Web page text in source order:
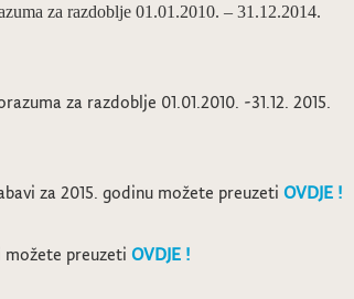
za razdoblje 01.01.2010. – 31.12.2014.
za razdoblje 01.01.2010. -31.12. 2015.
za 2015. godinu možete preuzeti OVDJE !
možete preuzeti OVDJE !